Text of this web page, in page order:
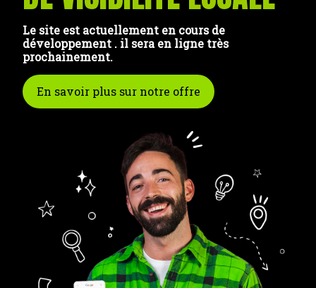
Le site est actuellement en cours de
développement . il sera en ligne très
prochainement.
En savoir plus sur notre offre